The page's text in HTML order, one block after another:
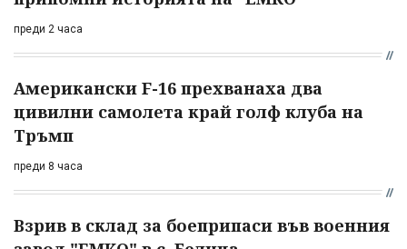
преди 2 часа
Американски F-16 прехванаха два
цивилни самолета край голф клуба на
Тръмп
преди 8 часа
Взрив в склад за боеприпаси във военния